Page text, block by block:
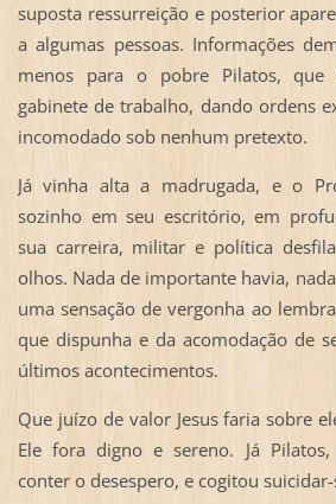
suposta ressurreição e posterior
a algumas pessoas. Informações
menos para o pobre Pilatos, que
gabinete de trabalho, dando ordens
incomodado sob nenhum pretexto.
Já vinha alta a madrugada, e o
sozinho em seu escritório, em
sua carreira, militar e política
olhos. Nada de importante havia,
uma sensação de vergonha ao
que dispunha e da acomodação de
últimos acontecimentos.
Que juízo de valor Jesus faria sobre
Ele fora digno e sereno. Já
conter o desespero, e cogitou suicidar-